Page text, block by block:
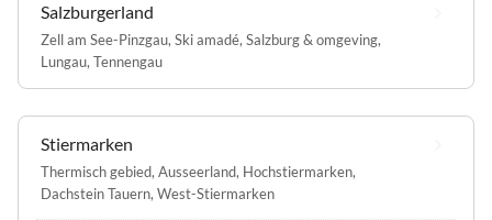
Salzburgerland
Zell am See-Pinzgau, Ski amadé, Salzburg & omgeving,
Lungau, Tennengau
Stiermarken
Thermisch gebied, Ausseerland, Hochstiermarken,
Dachstein Tauern, West-Stiermarken